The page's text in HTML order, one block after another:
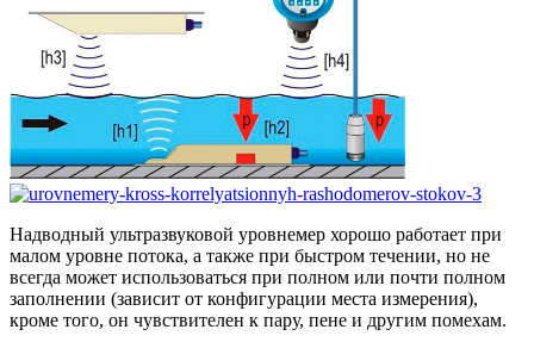
Надводный ультразвуковой уровнемер хорошо работает при
малом уровне потока, а также при быстром течении, но не
всегда может использоваться при полном или почти полном
заполнении (зависит от конфигурации места измерения),
кроме того, он чувствителен к пару, пене и другим помехам.